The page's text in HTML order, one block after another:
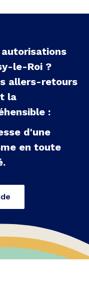
le-Roi ?
allers-retours
la
:
d'une
en toute